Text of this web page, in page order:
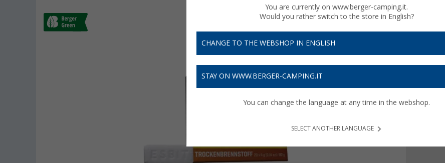
4,
Prezzi
You are currently on www.berger-camping.it.
Would you rather switch to the store in English?
CHANGE TO THE WEBSHOP IN ENGLISH
STAY ON WWW.BERGER-CAMPING.IT
You can change the language at any time in the webshop.
SELECT ANOTHER LANGUAGE